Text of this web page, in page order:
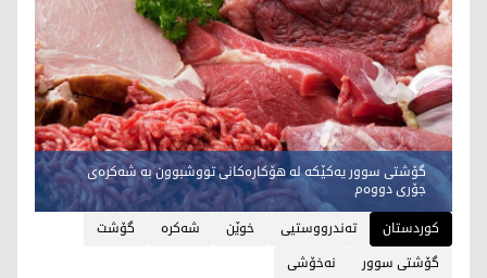
گۆشتی سوور یه‌كێكه‌ له‌ هۆكاره‌كانی تووشبوون به‌ شه‌كره‌ی
جۆری دووه‌م
کوردستان
ته‌ندرووستیی خوێن شه‌كره‌
گۆشت
گۆشتی سوور
نه‌خۆشی